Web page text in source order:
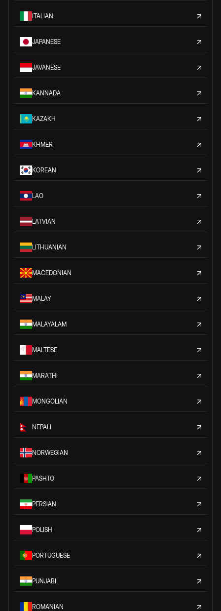
ITALIAN
JAPANESE
JAVANESE
KANNADA
KAZAKH
KHMER
KOREAN
LAO
LATVIAN
LITHUANIAN
MACEDONIAN
MALAY
MALAYALAM
MALTESE
MARATHI
MONGOLIAN
NEPALI
NORWEGIAN
PASHTO
PERSIAN
POLISH
PORTUGUESE
PUNJABI
ROMANIAN